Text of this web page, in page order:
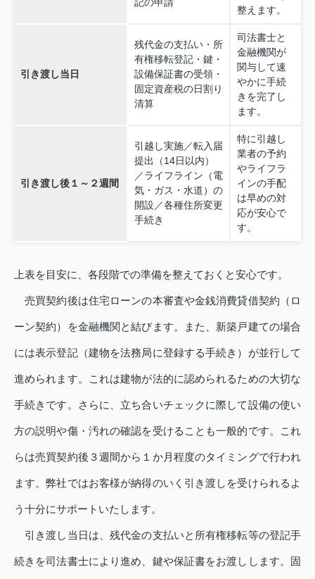
整えます。
引き渡し当日
残代金の支払い・所
有権移転登記・鍵・
設備保証書の受領・
固定資産税の日割り
清算
司法書士と
金融機関が
関与して速
やかに手続
きを完了し
ます。
引き渡し後１～２週間
引越し実施／転入届
提出（14日以内）
／ライフライン（電
気・ガス・水道）の
開設／各種住所変更
手続き
特に引越し
業者の予約
やライフラ
インの手配
は早めの対
応が安心で
す。
上表を目安に、各段階での準備を整えておくと安心です。
売買契約後は住宅ローンの本審査や金銭消費貸借契約（ロ
ーン契約）を金融機関と結びます。また、新築戸建ての場合
には表示登記（建物を法務局に登録する手続き）が並行して
進められます。これは建物が法的に認められるための大切な
手続きです。さらに、立ち合いチェックに際して設備の使い
方の説明や傷・汚れの確認を受けることも一般的です。これ
らは売買契約後３週間から１か月程度のタイミングで行われ
ます。弊社ではお客様が納得のいく引き渡しを受けられるよ
う十分にサポートいたします。
引き渡し当日は、残代金の支払いと所有権移転等の登記手
続きを司法書士により進め、鍵や保証書をお渡しします。固